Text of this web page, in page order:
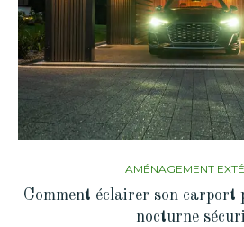
AMÉNAGEMENT
Comment éclairer son
nocturne